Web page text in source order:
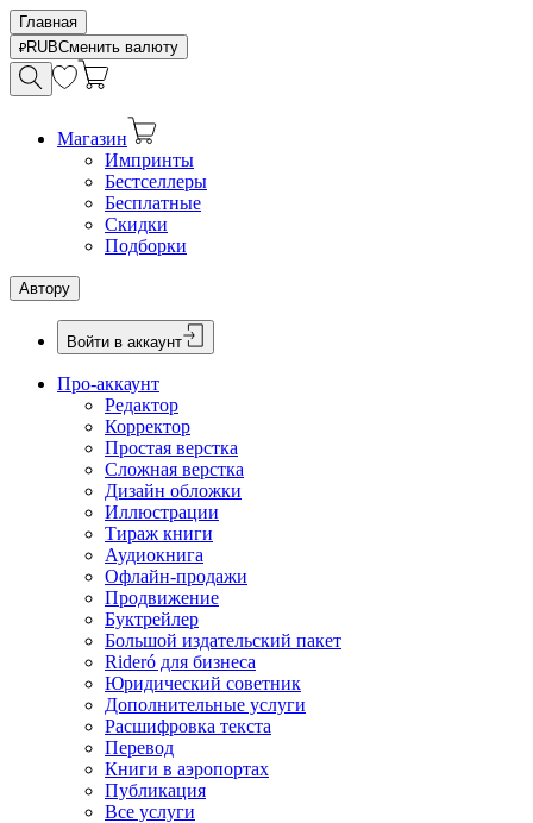
Главная
RUBСменить валюту
Магазин
Импринты
Бестселлеры
Бесплатные
Скидки
Подборки
Автору
Войти в аккаунт
Про-аккаунт
Редактор
Корректор
Простая верстка
Сложная верстка
Дизайн обложки
Иллюстрации
Тираж книги
Аудиокнига
Офлайн-продажи
Продвижение
Буктрейлер
Большой издательский пакет
Rideró для бизнеса
Юридический советник
Дополнительные услуги
Расшифровка текста
Перевод
Книги в аэропортах
Публикация
Все услуги